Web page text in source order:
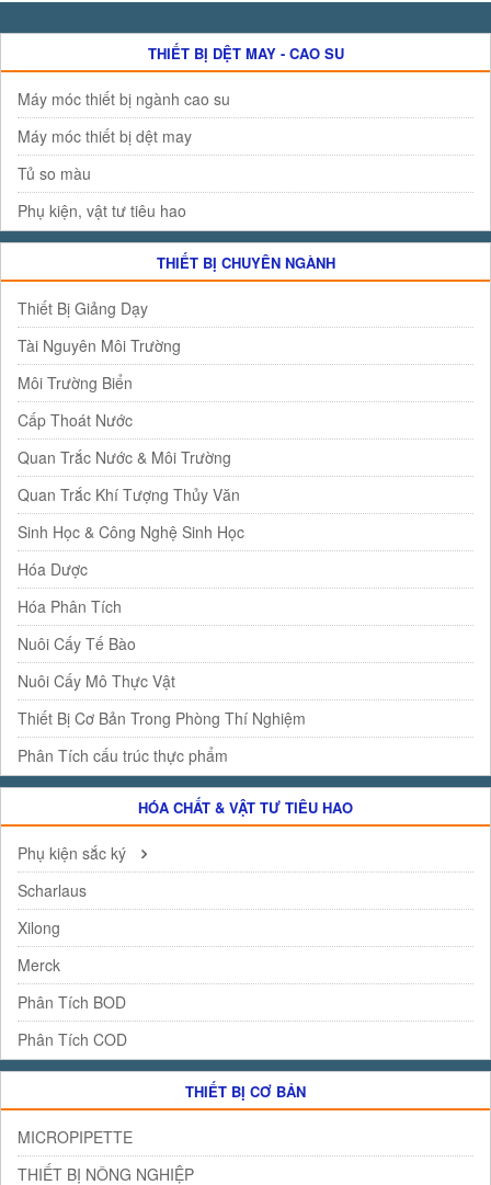
THIẾT BỊ DỆT MAY - CAO SU
Máy móc thiết bị ngành cao su
Máy móc thiết bị dệt may
Tủ so màu
Phụ kiện, vật tư tiêu hao
THIẾT BỊ CHUYÊN NGÀNH
Thiết Bị Giảng Dạy
Tài Nguyên Môi Trường
Môi Trường Biển
Cấp Thoát Nước
Quan Trắc Nước & Môi Trường
Quan Trắc Khí Tượng Thủy Văn
Sinh Học & Công Nghệ Sinh Học
Hóa Dược
Hóa Phân Tích
Nuôi Cấy Tế Bào
Nuôi Cấy Mô Thực Vật
Thiết Bị Cơ Bản Trong Phòng Thí Nghiệm
Phân Tích cấu trúc thực phẩm
HÓA CHẤT & VẬT TƯ TIÊU HAO
Phụ kiện sắc ký
Scharlaus
Xilong
Merck
Phân Tích BOD
Phân Tích COD
THIẾT BỊ CƠ BẢN
MICROPIPETTE
THIẾT BỊ NÔNG NGHIỆP